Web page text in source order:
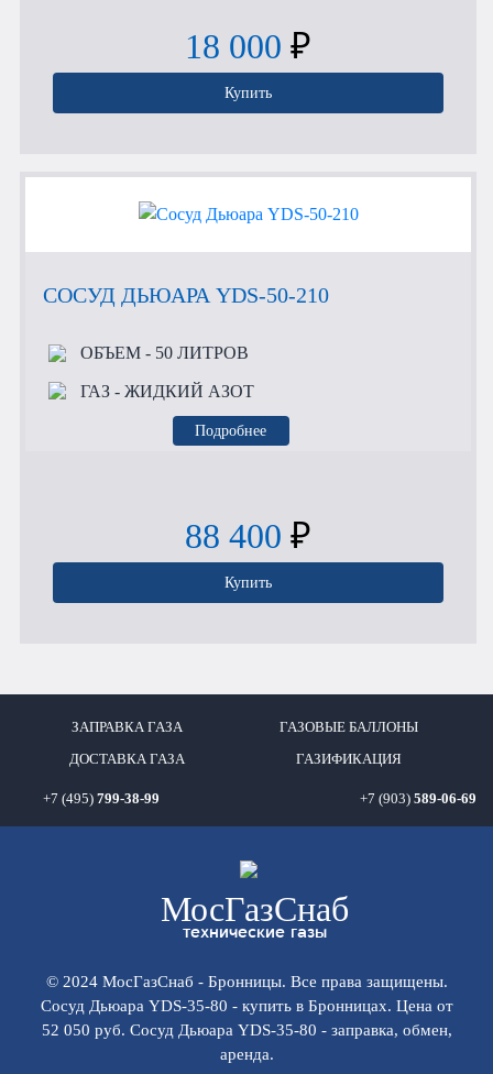
18 000 ₽
Купить
СОСУД ДЬЮАРА YDS-50-210
ОБЪЕМ- 50 ЛИТРОВ
ГАЗ- ЖИДКИЙ АЗОТ
Подробнее
88 400 ₽
Купить
ЗАПРАВКА ГАЗА ГАЗОВЫЕ БАЛЛОНЫ
ДОСТАВКА ГАЗА ГАЗИФИКАЦИЯ
+7 (495) 799-38-99 +7 (903) 589-06-69
МосГазСнаб
технические газы
© 2024 МосГазСнаб - Бронницы. Все права защищены.
Сосуд Дьюара YDS-35-80 - купить в Бронницах. Цена от
52 050 руб. Сосуд Дьюара YDS-35-80 - заправка, обмен,
аренда.